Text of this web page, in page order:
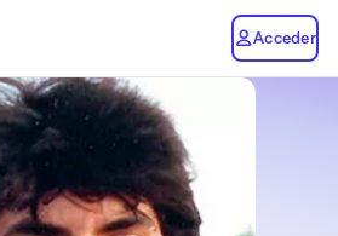
Acceder